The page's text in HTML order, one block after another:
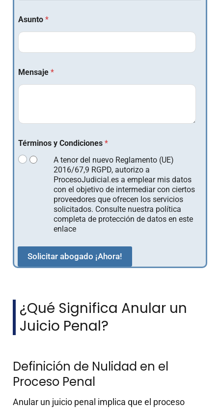
Asunto *
Mensaje *
Términos y Condiciones *
A tenor del nuevo Reglamento (UE)
2016/67,9 RGPD, autorizo a
ProcesoJudicial.es a emplear mis datos
con el objetivo de intermediar con ciertos
proveedores que ofrecen los servicios
solicitados. Consulte nuestra política
completa de protección de datos en este
enlace
Solicitar abogado ¡Ahora!
¿Qué Significa Anular un
Juicio Penal?
Definición de Nulidad en el
Proceso Penal
Anular un juicio penal implica que el proceso